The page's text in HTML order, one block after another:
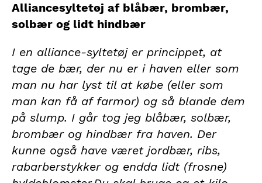
Alliancesyltetøj af blåbær, brombær,
solbær og lidt hindbær
I en alliance-syltetøj er princippet, at
tage de bær, der nu er i haven eller som
man nu har lyst til at købe (eller som
man kan få af farmor) og så blande dem
på slump. I går tog jeg blåbær, solbær,
brombær og hindbær fra haven. Der
kunne også have været jordbær, ribs,
rabarberstykker og endda lidt (frosne)